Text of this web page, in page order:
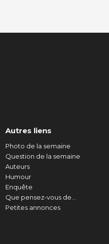
Autres liens
Photo de la semaine
Question de la semaine
Auteurs
Humour
Enquête
Que pensez-vous de...
Petites annonces